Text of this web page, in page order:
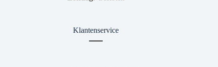
Klantenservice